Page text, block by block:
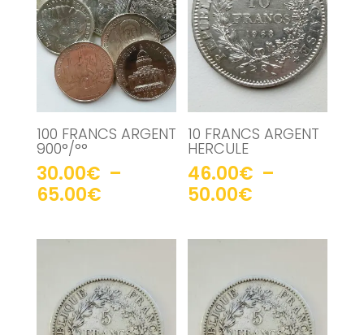
100 FRANCS ARGENT
900°/°°
30.00€ –
65.00€Plage
prix :
à
65.00€
10 FRANCS ARGENT
HERCULE
46.00€ –
50.00€
prix :
à
50.00€